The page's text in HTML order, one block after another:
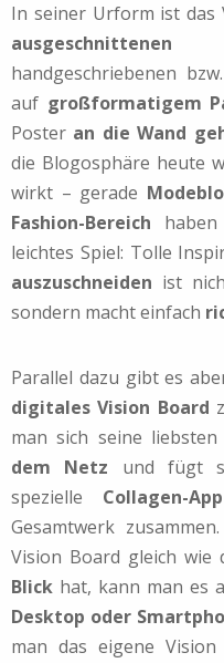
In seiner Urform ist das
handgeschriebenen
auf großformatigem
Poster an die Wand
die Blogosphäre heute
wirkt – gerade
Fashion-Bereich
leichtes Spiel: Tolle
auszuschneiden ist
sondern macht einfach
Parallel dazu gibt es
digitales Vision Board
man sich seine
dem Netz und fügt
spezielle Collagen-App
Gesamtwerk
Vision Board gleich wie
Blick hat, kann man es
Desktop oder
man das eigene